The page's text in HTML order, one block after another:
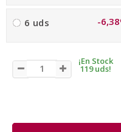
6 uds -
¡En Stock
119 uds!